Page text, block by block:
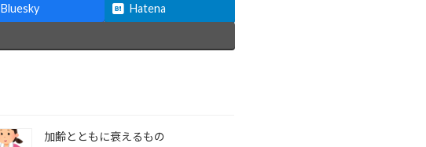
Bluesky Hatena
加齢とともに衰えるもの